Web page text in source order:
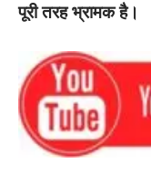
पूरी तरह भ्रामक है।